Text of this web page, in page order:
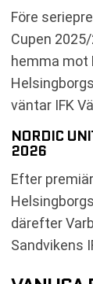
Före
Cupen
hemma mot
väntar IFK
NORDIC
2026
Efter
därefter
Sandvikens